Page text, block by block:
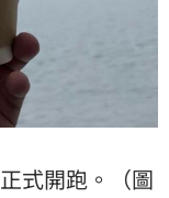
式開跑。（圖